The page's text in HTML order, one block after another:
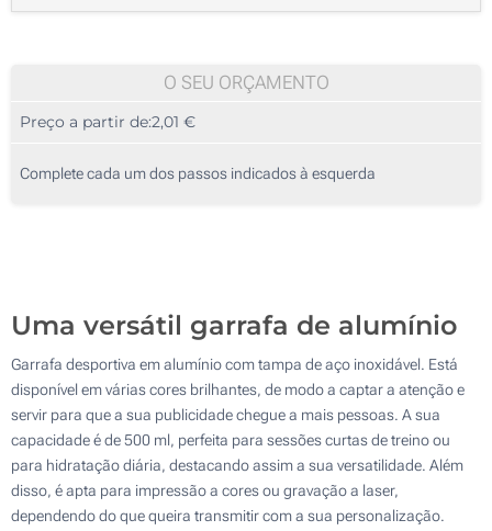
Gravação a laser circular (Impressão circular)
50
125
O SEU ORÇAMENTO
Preço a partir de:2,01 €
Complete cada um dos passos indicados à esquerda
Uma versátil garrafa de alumínio
Garrafa desportiva em alumínio com tampa de aço inoxidável. Está
disponível em várias cores brilhantes, de modo a captar a atenção e
servir para que a sua publicidade chegue a mais pessoas. A sua
capacidade é de 500 ml, perfeita para sessões curtas de treino ou
para hidratação diária, destacando assim a sua versatilidade. Além
disso, é apta para impressão a cores ou gravação a laser,
dependendo do que queira transmitir com a sua personalização.